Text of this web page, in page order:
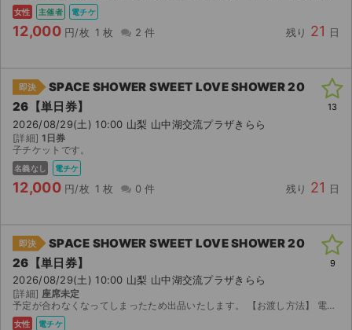
不正転売禁止法について
音楽情報
女性 主催者 電チケ
12,000 円/枚 1 枚 2 件 残り 21 日
即決
SPACE SHOWER SWEET LOVE SHOWER 20
26【単日券】
2026/08/29(土) 10:00 山梨 山中湖交流プラザきらら
[詳細] 1日券
子チケットです。
名義なし 電チケ
12,000 円/枚 1 枚 0 件 残り 21 日
13
即決
SPACE SHOWER SWEET LOVE SHOWER 20
26【単日券】
2026/08/29(土) 10:00 山梨 山中湖交流プラザきらら
[詳細] 座席未定
予定が合わなくなってしまったため出品いたします。 【お渡し方法】 電子チケット（ローチケ）にて分配いたします。 分配可能になり次第、取引連絡にてURLをお送りします。 【注意事項...
女性 電チケ
9